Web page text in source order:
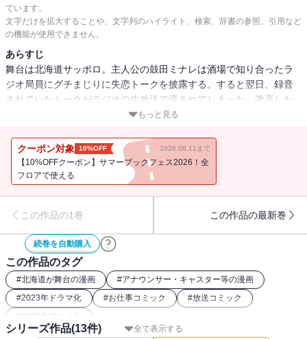
ています。
文字だけを拡大することや、文字列のハイライト、検索、辞書の参照、引用など
の機能が使用できません。
あらすじ
舞台は北海道サッポロ。主人公の鼓田ミナレは酒場で知り合ったラ
ジオ局員にグチまじりに失恋トークを披露する。すると翌日、録音
されていたトークがラジオの生放送で流されてしまった。激高した
ミナレはラジオ局に突撃するも、ディレクターの口車に乗せられア
されるミナレを中心に、個性あふれる面々の人生が激しく動き出
す。まさに、波よ聞いてくれ、なのだ！
もっと見る
クーポン対象 10%OFF 2026.08.11まで
【10%OFFクーポン】サマーブックフェス2026！全
フロアで使える
この作品の1巻 この作品の最新巻
続巻を自動購入
この作品のタグ
#北海道が舞台の漫画 #アナウンサー・キャスター等の漫画
#2023年ドラマ化 #お仕事コミック #放送コミック
#2020年アニメ化
全て表示する
シリーズ作品(13件)